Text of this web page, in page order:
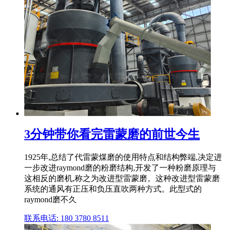
3分钟带你看完雷蒙磨的前世今生
1925年,总结了代雷蒙煤磨的使用特点和结构弊端,决定进
一步改进raymond磨的粉磨结构,开发了一种粉磨原理与
这相反的磨机,称之为改进型雷蒙磨。这种改进型雷蒙磨
系统的通风有正压和负压直吹两种方式。此型式的
raymond磨不久
联系电话: 180 3780 8511